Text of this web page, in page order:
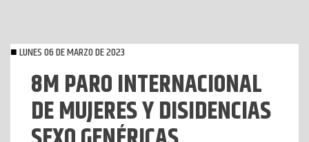
LUNES 06 DE MARZO DE 2023
8M PARO INTERNACIONAL
DE MUJERES Y DISIDENCIAS